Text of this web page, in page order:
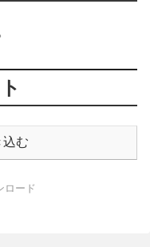
込む
ロード